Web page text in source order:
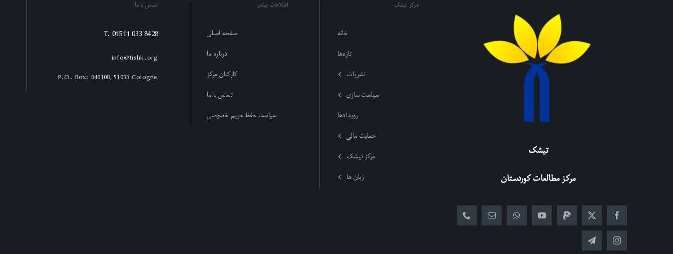
تیشک
مرکز مطالعات کوردستان
مرکز تیشک
خانه
تازەها
نشریات
سیاست سازی
رویدادها
حمایت مالی
مرکز تیشک
زبان ها
اطلاعات بیشتر
صفحه اصلی
درباره ما
کارکنان مرکز
تماس با ما
سیاست حفظ حریم خصوصی
تماس با ما
T. 01511 033 8428
info@tishk.org
P.O. Box: 840108, 51033 Cologne